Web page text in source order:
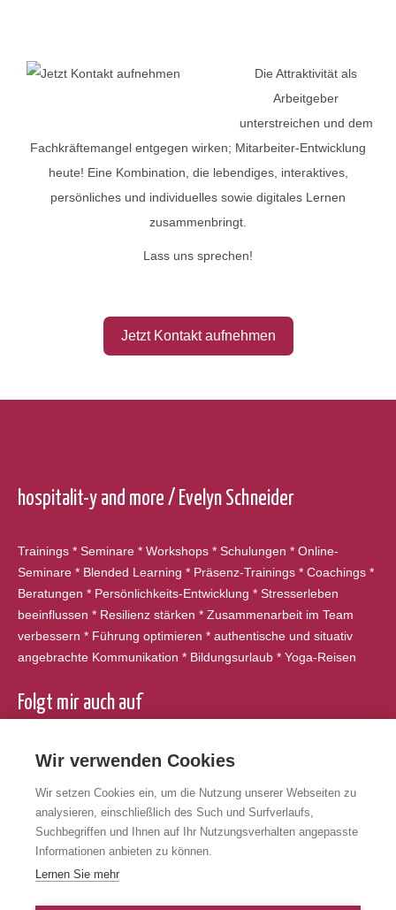
Die Attraktivität als
Arbeitgeber
unterstreichen und dem
Fachkräftemangel entgegen wirken; Mitarbeiter-Entwicklung
heute! Eine Kombination, die lebendiges, interaktives,
persönliches und individuelles sowie digitales Lernen
zusammenbringt.
Lass uns sprechen!
hospitalit-y and more / Evelyn Schneider
Trainings * Seminare * Workshops * Schulungen * Online-
Seminare * Blended Learning * Präsenz-Trainings * Coachings *
Beratungen * Persönlichkeits-Entwicklung * Stresserleben
beeinflussen * Resilienz stärken * Zusammenarbeit im Team
verbessern * Führung optimieren * authentische und situativ
angebrachte Kommunikation * Bildungsurlaub * Yoga-Reisen
Folgt mir auch auf
Facebook
LinkedIn
XING
Wir verwenden Cookies
Wir setzen Cookies ein, um die Nutzung unserer Webseiten zu
analysieren, einschließlich des Such und Surfverlaufs,
Suchbegriffen und Ihnen auf Ihr Nutzungsverhalten angepasste
Informationen anbieten zu können.
Lernen Sie mehr